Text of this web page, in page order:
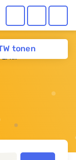
tonen
2.4.x